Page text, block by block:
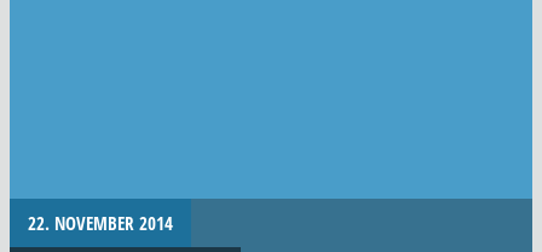
22. NOVEMBER 2014